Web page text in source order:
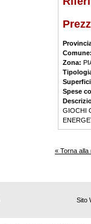
Comune:
Zona:
Spese
GIOCHI
« Torna alla
Sito